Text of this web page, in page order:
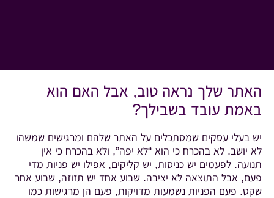
האתר שלך נראה טוב, אבל האם הוא
באמת עובד בשבילך?
יש בעלי עסקים שמסתכלים על האתר שלהם ומרגישים שמשהו
לא יושב. לא בהכרח כי הוא “לא יפה”, ולא בהכרח כי אין
תנועה. לפעמים יש כניסות, יש קליקים, אפילו יש פניות מדי
פעם, אבל התוצאה לא יציבה. שבוע אחד יש תזוזה, שבוע אחר
שקט. פעם הפניות נשמעות מדויקות, פעם הן מרגישות כמו